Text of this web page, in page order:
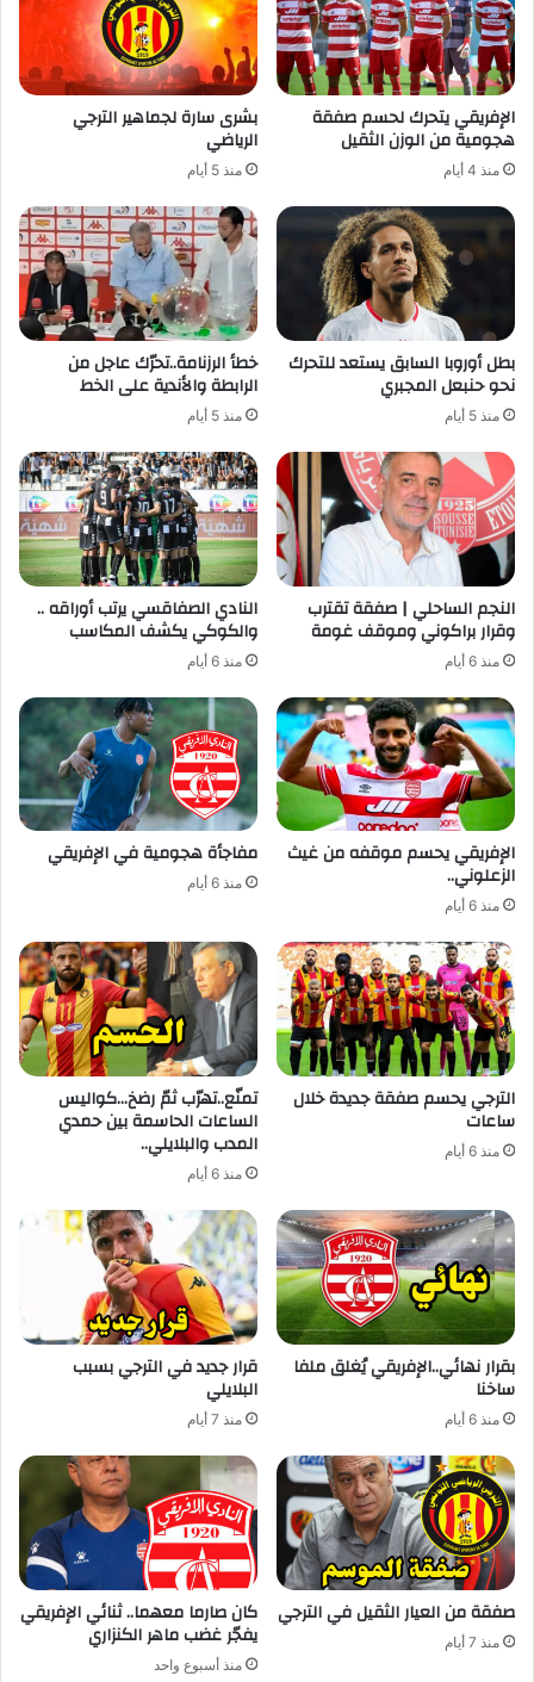
الإفريقي يتحرك لحسم صفقة
هجومية من الوزن الثقيل
منذ 4 أيام
بشرى سارة لجماهير الترجي
الرياضي
منذ 5 أيام
بطل أوروبا السابق يستعد للتحرك
نحو حنبعل المجبري
منذ 5 أيام
خطأ الرزنامة..تحرّك عاجل من
الرابطة والأندية على الخط
منذ 5 أيام
النجم الساحلي | صفقة تقترب
وقرار براكوني وموقف غومة
منذ 6 أيام
النادي الصفاقسي يرتب أوراقه ..
والكوكي يكشف المكاسب
منذ 6 أيام
الإفريقي يحسم موقفه من غيث
الزعلوني..
منذ 6 أيام
مفاجأة هجومية في الإفريقي
منذ 6 أيام
الترجي يحسم صفقة جديدة خلال
ساعات
منذ 6 أيام
تمنّع..تهرّب ثمّ رضخ…كواليس
الساعات الحاسمة بين حمدي
المدب والبلايلي..
منذ 6 أيام
بقرار نهائي..الإفريقي يُغلق ملفا
ساخنا
منذ 6 أيام
قرار جديد في الترجي بسبب
البلايلي
منذ 7 أيام
صفقة من العيار الثقيل في الترجي
منذ 7 أيام
كان صارما معهما.. ثنائي الإفريقي
يفجّر غضب ماهر الكنزاري
منذ أسبوع واحد